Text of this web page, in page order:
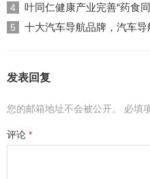
4 叶同仁健康产业完善“药食
5 十大汽车导航品牌，汽车导
发表回复
您的邮箱地址不会被公开。 必填
评论 *